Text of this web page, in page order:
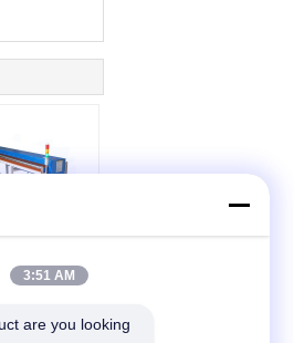
Sonde
Detektor)
3:51 AM
are you looking